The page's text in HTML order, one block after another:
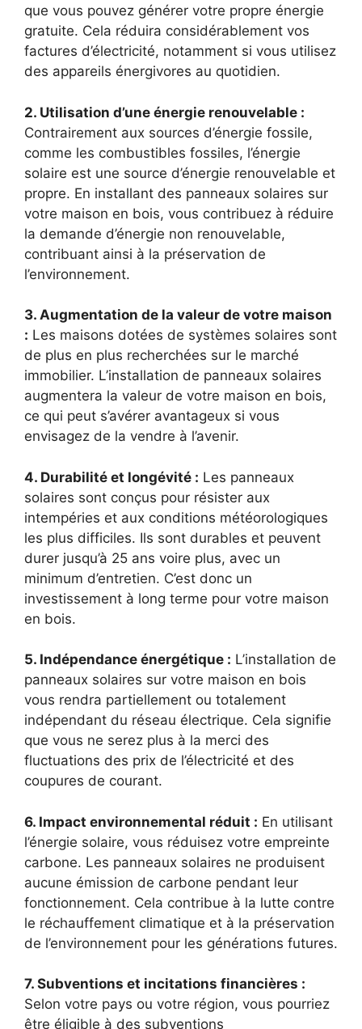
que vous pouvez générer votre propre énergie
gratuite. Cela réduira considérablement vos
factures d’électricité, notamment ‌si vous⁢ utilisez
des appareils ⁢énergivores au ⁣quotidien.
2. Utilisation d’une énergie renouvelable :
Contrairement aux sources d’énergie‌ fossile,
⁣comme les combustibles fossiles,⁢ l’énergie
solaire est une⁣ source⁢ d’énergie renouvelable et
propre. En installant⁣ des panneaux solaires sur
votre maison en bois, vous contribuez à réduire
la⁤ demande d’énergie non renouvelable,
contribuant ainsi⁣ à la préservation de
l’environnement.
3. Augmentation de la valeur ⁢de votre maison
: Les‍ maisons dotées de systèmes solaires sont
de plus en plus recherchées sur le marché
immobilier. L’installation de panneaux solaires
augmentera la valeur de votre maison en bois,
ce ​qui peut s’avérer avantageux si vous ​
envisagez de ⁣la vendre à⁢ l’avenir.
4. Durabilité ‍et longévité : Les panneaux
solaires‌ sont conçus ⁤pour résister aux⁣
intempéries et aux conditions météorologiques
‌les​ plus difficiles. Ils ​sont durables et peuvent
durer jusqu’à 25 ans voire plus, ⁤avec un
minimum d’entretien. C’est donc un
investissement ‍à long terme pour votre maison
en bois.
5. Indépendance⁤ énergétique : ​L’installation de
panneaux solaires sur votre maison en bois
⁣vous rendra partiellement ou⁣ totalement
indépendant du réseau électrique. Cela signifie
que vous ne serez plus à la merci des
fluctuations des prix de l’électricité et des
coupures de courant.
6. Impact environnemental réduit : En utilisant
l’énergie solaire, vous ⁤réduisez votre empreinte‍
carbone. Les panneaux solaires ‌ne produisent
aucune émission de carbone pendant ⁤leur
fonctionnement. Cela contribue à ⁤la lutte contre
le réchauffement climatique ‌et à ‌la préservation⁣
de l’environnement pour les ⁣générations futures.
7. Subventions et incitations financières :
Selon votre pays ou votre région, vous pourriez
être éligible à des subventions